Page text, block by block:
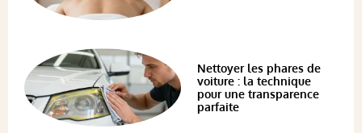
Nettoyer les phares de
voiture : la technique
pour une transparence
parfaite